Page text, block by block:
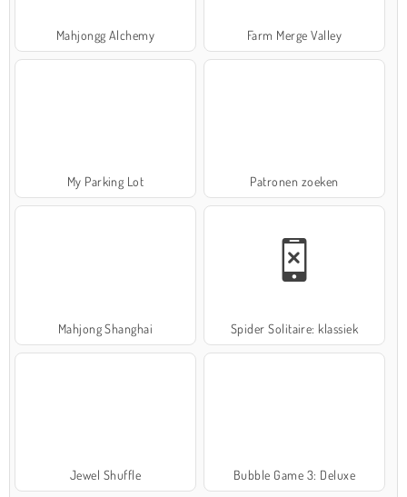
Mahjongg Alchemy Farm Merge Valley
My Parking Lot Patronen zoeken
Mahjong Shanghai Spider Solitaire: klassiek
Jewel Shuffle Bubble Game 3: Deluxe